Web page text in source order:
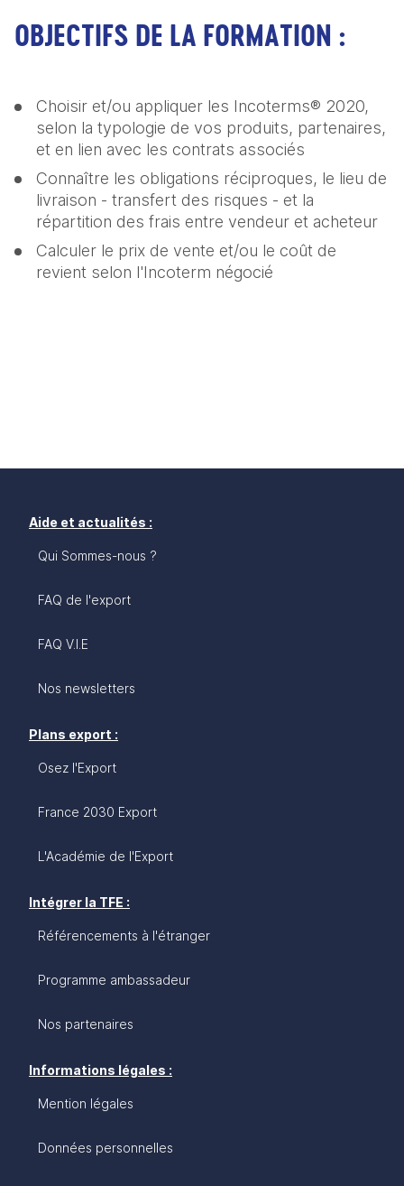
OBJECTIFS DE LA FORMATION :
Choisir et/ou appliquer les Incoterms® 2020,
selon la typologie de vos produits, partenaires,
et en lien avec les contrats associés
Connaître les obligations réciproques, le lieu de
livraison - transfert des risques - et la
répartition des frais entre vendeur et acheteur
Calculer le prix de vente et/ou le coût de
revient selon l'Incoterm négocié
Aide et actualités :
Qui Sommes-nous ?
FAQ de l'export
FAQ V.I.E
Nos newsletters
Plans export :
Osez l'Export
France 2030 Export
L'Académie de l'Export
Intégrer la TFE :
Référencements à l'étranger
Programme ambassadeur
Nos partenaires
Informations légales :
Mention légales
Données personnelles